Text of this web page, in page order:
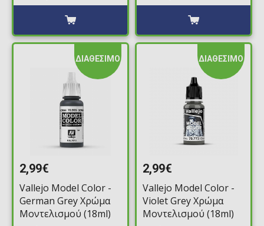
ΔΙΑΘΕΣΙΜΟ
2,99€
Vallejo Model Color -
German Grey Χρώμα
Μοντελισμού (18ml)
ΔΙΑΘΕΣΙΜΟ
2,99€
Vallejo Model Color -
Violet Grey Χρώμα
Μοντελισμού (18ml)